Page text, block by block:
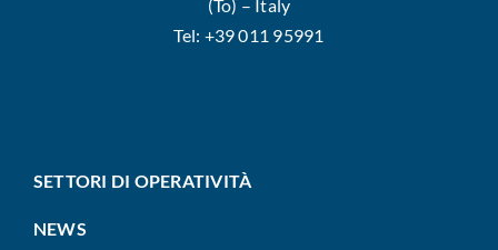
(To) – Italy
Tel: +39 011 95991
SETTORI DI OPERATIVITÀ
NEWS